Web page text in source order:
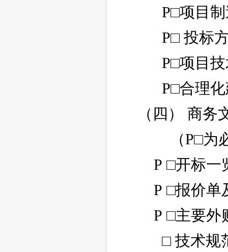
P□项目
P□ 投标
P□项目
P□合理
（四） 商务
（P□
P □开标一
P □报价单
P □主要外
□ 技术规